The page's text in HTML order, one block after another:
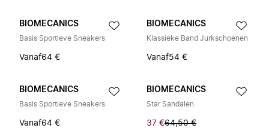
BIOMECANICS
Basis Sportieve Sneakers
Vanaf64 €
BIOMECANICS
Klassieke Band Jurkschoenen
Vanaf54 €
BIOMECANICS
Basis Sportieve Sneakers
Vanaf64 €
BIOMECANICS
Star Sandalen
37 €64,50 €